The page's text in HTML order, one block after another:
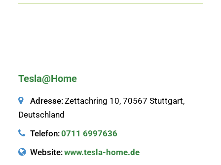
Tesla@Home
Adresse:Zettachring 10, 70567 Stuttgart,
Deutschland
Telefon:0711 6997636
Website:www.tesla-home.de